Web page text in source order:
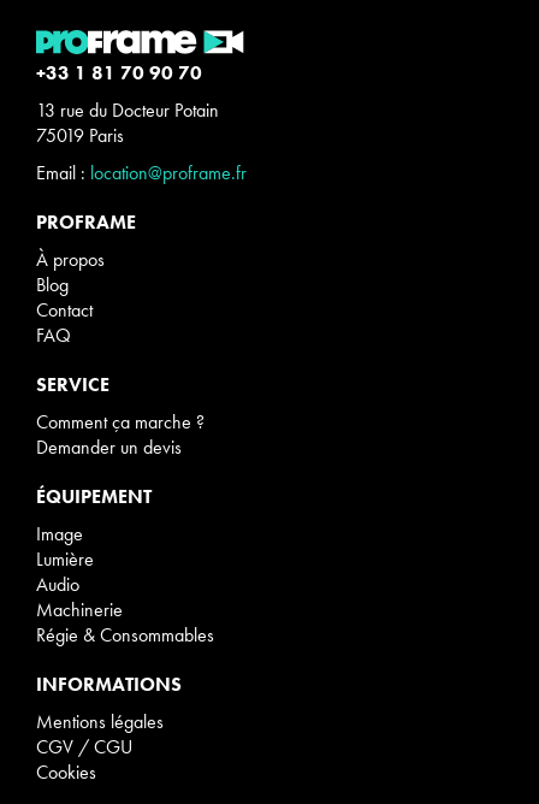
+33 1 81 70 90 70
13 rue du Docteur Potain
75019 Paris
Email : location@proframe.fr
PROFRAME
À propos
Blog
Contact
FAQ
SERVICE
Comment ça marche ?
Demander un devis
ÉQUIPEMENT
Image
Lumière
Audio
Machinerie
Régie & Consommables
INFORMATIONS
Mentions légales
CGV / CGU
Cookies